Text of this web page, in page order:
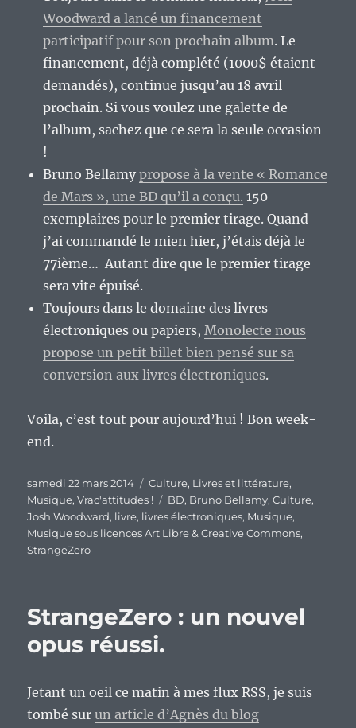
Woodward a lancé un financement
participatif pour son prochain album. Le
financement, déjà complété (1000$ étaient
demandés), continue jusqu’au 18 avril
prochain. Si vous voulez une galette de
l’album, sachez que ce sera la seule occasion
!
Bruno Bellamypropose à la vente « Romance
de Mars », une BD qu’il a conçu. 150
exemplaires pour le premier tirage. Quand
j’ai commandé le mien hier, j’étais déjà le
77ième… Autant dire que le premier tirage
sera vite épuisé.
Toujours dans le domaine des livres
électroniques ou papiers,Monolecte nous
propose un petit billet bien pensé sur sa
conversion aux livres électroniques.
Voila, c’est tout pour aujourd’hui ! Bon week-
end.
Publié
le
samedi 22 mars 2014 Catégories
Culture, Livres et littérature,
Musique,Vrac'attitudes ! Étiquettes
BD, Bruno Bellamy,Culture,
Josh Woodward, livre, livres électroniques, Musique,
Musique sous licences Art Libre & Creative Commons,
StrangeZero
StrangeZero : un nouvel
opus réussi.
Jetant un oeil ce matin à mes flux RSS, je suis
tombé surun article d’Agnès du blog